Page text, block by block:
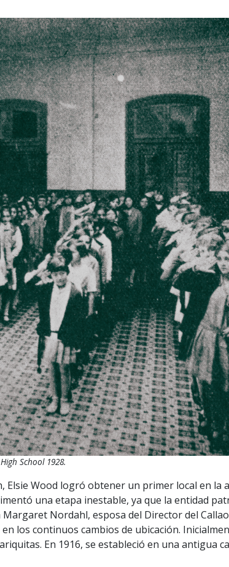
School 1928.
Elsie Wood logró obtener un primer local en la
una etapa inestable, ya que la entidad
Nordahl, esposa del Director del
los continuos cambios de ubicación.
En 1916, se estableció en una antigua